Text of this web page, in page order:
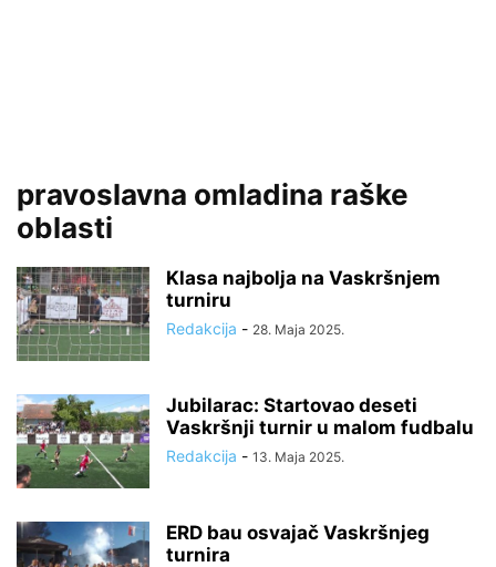
pravoslavna omladina raške
oblasti
Klasa najbolja na Vaskršnjem
turniru
Redakcija - 28. Maja 2025.
Jubilarac: Startovao deseti
Vaskršnji turnir u malom fudbalu
Redakcija - 13. Maja 2025.
ERD bau osvajač Vaskršnjeg
turnira